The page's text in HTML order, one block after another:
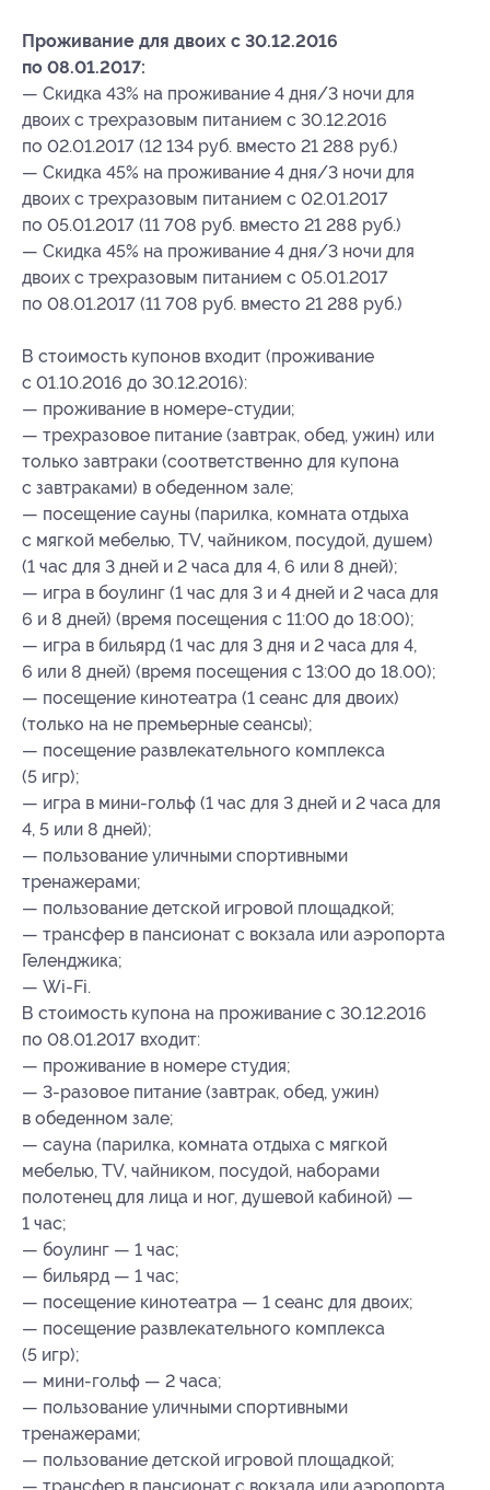
Проживание для двоих с 30.12.2016
по 08.01.2017:
— Скидка 43% на проживание 4 дня/3 ночи для
двоих с трехразовым питанием с 30.12.2016
по 02.01.2017 (12 134 руб. вместо 21 288 руб.)
— Скидка 45% на проживание 4 дня/3 ночи для
двоих с трехразовым питанием с 02.01.2017
по 05.01.2017 (11 708 руб. вместо 21 288 руб.)
— Скидка 45% на проживание 4 дня/3 ночи для
двоих с трехразовым питанием с 05.01.2017
по 08.01.2017 (11 708 руб. вместо 21 288 руб.)
В стоимость купонов входит (проживание
с 01.10.2016 до 30.12.2016):
— проживание в номере-студии;
— трехразовое питание (завтрак, обед, ужин) или
только завтраки (соответственно для купона
с завтраками) в обеденном зале;
— посещение сауны (парилка, комната отдыха
с мягкой мебелью, TV, чайником, посудой, душем)
(1 час для 3 дней и 2 часа для 4, 6 или 8 дней);
— игра в боулинг (1 час для 3 и 4 дней и 2 часа для
6 и 8 дней) (время посещения с 11:00 до 18:00);
— игра в бильярд (1 час для 3 дня и 2 часа для 4,
6 или 8 дней) (время посещения с 13:00 до 18.00);
— посещение кинотеатра (1 сеанс для двоих)
(только на не премьерные сеансы);
— посещение развлекательного комплекса
(5 игр);
— игра в мини-гольф (1 час для 3 дней и 2 часа для
4, 5 или 8 дней);
— пользование уличными спортивными
тренажерами;
— пользование детской игровой площадкой;
— трансфер в пансионат с вокзала или аэропорта
Геленджика;
— Wi-Fi.
В стоимость купона на проживание с 30.12.2016
по 08.01.2017 входит:
— проживание в номере студия;
— 3-разовое питание (завтрак, обед, ужин)
в обеденном зале;
— сауна (парилка, комната отдыха с мягкой
мебелью, TV, чайником, посудой, наборами
полотенец для лица и ног, душевой кабиной) —
1 час;
— боулинг — 1 час;
— бильярд — 1 час;
— посещение кинотеатра — 1 сеанс для двоих;
— посещение развлекательного комплекса
(5 игр);
— мини-гольф — 2 часа;
— пользование уличными спортивными
тренажерами;
— пользование детской игровой площадкой;